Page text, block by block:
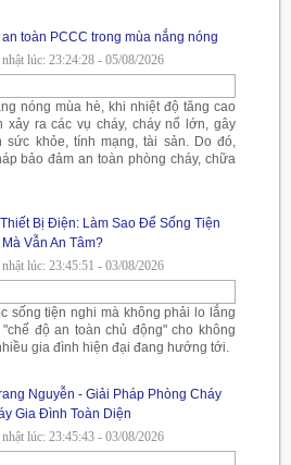
toàn PCCC trong mùa nắng nóng
lúc: 23:24:28 - 05/08/2026
nóng mùa hè, khi nhiệt độ tăng cao
xảy ra các vụ cháy, cháy nổ lớn, gây
sức khỏe, tính mạng, tài sản. Do đó,
bảo đảm an toàn phòng cháy, chữa
Bị Điện: Làm Sao Để Sống Tiện
Mà Vẫn An Tâm?
lúc: 23:45:51 - 03/08/2026
sống tiện nghi mà không phải lo lắng
độ an toàn chủ động" cho không
gia đình hiện đại đang hướng tới.
Nguyễn - Giải Pháp Phòng Cháy
Gia Đình Toàn Diện
lúc: 23:45:43 - 03/08/2026